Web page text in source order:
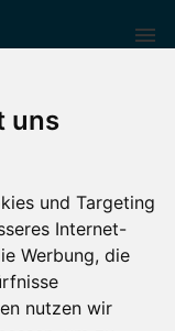
uns
und Targeting
Internet-
Werbung, die
nutzen wir